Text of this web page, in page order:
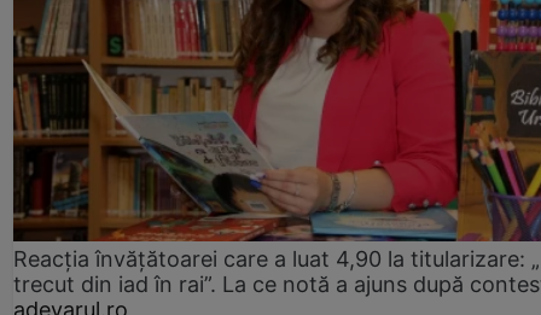
Reacția învățătoarei care a luat 4,90 la titularizare:
trecut din iad în rai”. La ce notă a ajuns după
adevarul.ro